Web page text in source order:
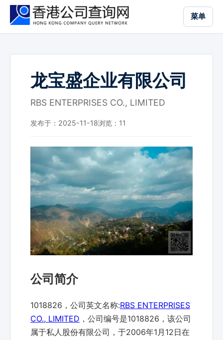
菜单
龙宝盛企业有限公司
RBS ENTERPRISES CO., LIMITED
发布于：2025-11-18浏览： 11
公司简介
1018826，公司英文名称:RBS ENTERPRISES
CO., LIMITED ，公司编号是1018826，该公司
属于私人股份有限公司，于2006年1月12日在